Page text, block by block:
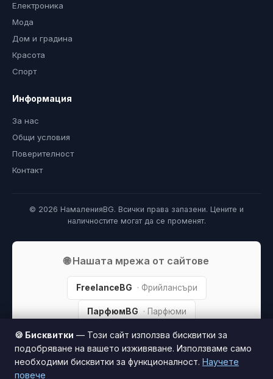
Електроника
Мода
Дом и градина
Красота
Спорт
Информация
За нас
Общи условия
Поверителност
Контакт
© 2026 НамаленияBG. Всички права запазени. Цените и
наличностите могат да се променят.
🌐 Нашата мрежа от сайтове
FreelanceBG · Фрийлансъри
ПарфюмBG · Парфюми
ХубаваКожа · Грижа за кожата
БижутаBG · Бижута и часовници
🍪 Бисквитки — Този сайт използва бисквитки за
подобряване на вашето изживяване. Използваме само
необходими бисквитки за функционалност. Научете
повече